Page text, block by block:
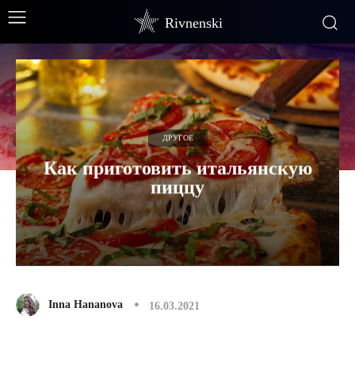
Rivnenski
ДРУГОЕ
Как приготовить итальянскую
пиццу
Inna Hananova 16.03.2021